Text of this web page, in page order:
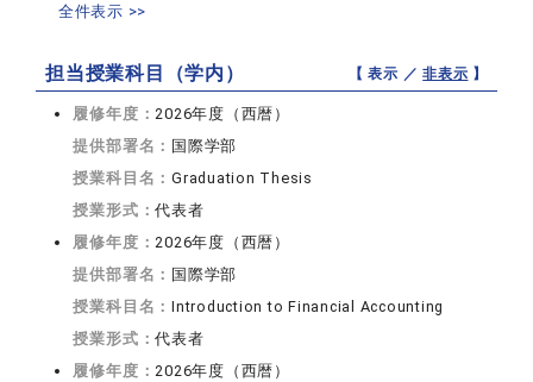
全件表示 >>
担当授業科目（学内） 【 表示 ／非表示 】
履修年度：2026年度（西暦）
提供部署名： 国際学部
授業科目名：Graduation Thesis
授業形式：代表者
履修年度：2026年度（西暦）
提供部署名： 国際学部
授業科目名：Introduction to Financial Accounting
授業形式：代表者
履修年度：2026年度（西暦）